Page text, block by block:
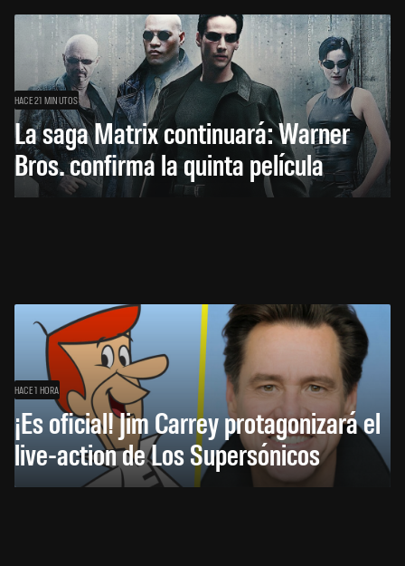
HACE 21 MINUTOS
La saga Matrix continuará: Warner
Bros. confirma la quinta película
HACE 1 HORA
¡Es oficial! Jim Carrey protagonizará el
live-action de Los Supersónicos